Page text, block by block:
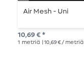
Air Mesh - Uni
10,69 € *
1 metriä | 10,69 € / metriä